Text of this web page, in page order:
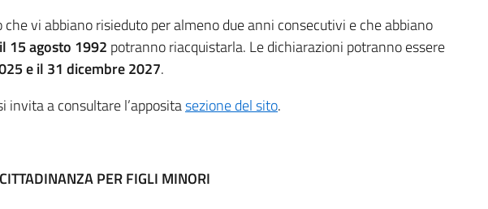
vi abbiano risieduto per almeno due anni consecutivi e che abbiano
15 agosto 1992 potranno riacquistarla. Le dichiarazioni potranno essere
e il 31 dicembre 2027.
invita a consultare l’appositasezione del sito.
PER FIGLI MINORI